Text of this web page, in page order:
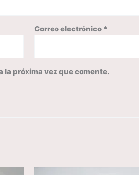
Correo electrónico *
la próxima vez que comente.